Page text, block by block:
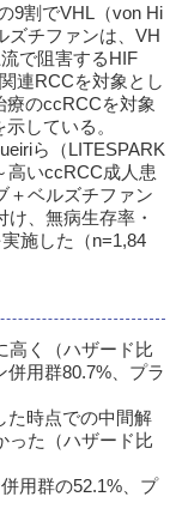
9割でVHL（von Hi
ズチファンは、VH
で阻害するHIF
連RCCを対象とし
療のccRCCを対象
している。
ら（LITESPARK
高いccRCC成人患
＋ベルズチファン
、無病生存率・
施した（n=1,84
高く（ハザード比
用群80.7%、プラ
た時点での中間解
った（ハザード比
用群の52.1%、プ